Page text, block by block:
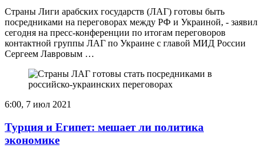
Страны Лиги арабских государств (ЛАГ) готовы быть
посредниками на переговорах между РФ и Украиной, - заявил
сегодня на пресс-конференции по итогам переговоров
контактной группы ЛАГ по Украине с главой МИД России
Сергеем Лавровым …
6:00, 7 июл 2021
Турция и Египет: мешает ли политика
экономике